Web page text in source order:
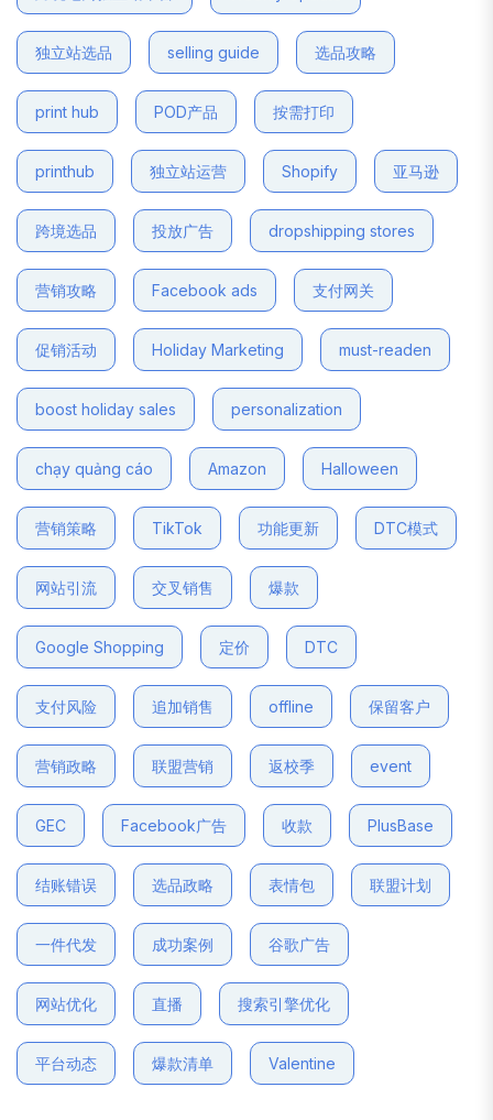
独立站选品 selling guide 选品攻略
print hub POD产品 按需打印
printhub 独立站运营 Shopify 亚马逊
跨境选品 投放广告 dropshipping stores
营销攻略 Facebook ads 支付网关
促销活动 Holiday Marketing must-readen
boost holiday sales personalization
chạy quảng cáo Amazon Halloween
营销策略 TikTok 功能更新 DTC模式
网站引流 交叉销售 爆款
Google Shopping 定价 DTC
支付风险 追加销售 offline 保留客户
营销政略 联盟营销 返校季 event
GEC Facebook广告 收款 PlusBase
结账错误 选品政略 表情包 联盟计划
一件代发 成功案例 谷歌广告
网站优化 直播 搜索引擎优化
平台动态 爆款清单 Valentine